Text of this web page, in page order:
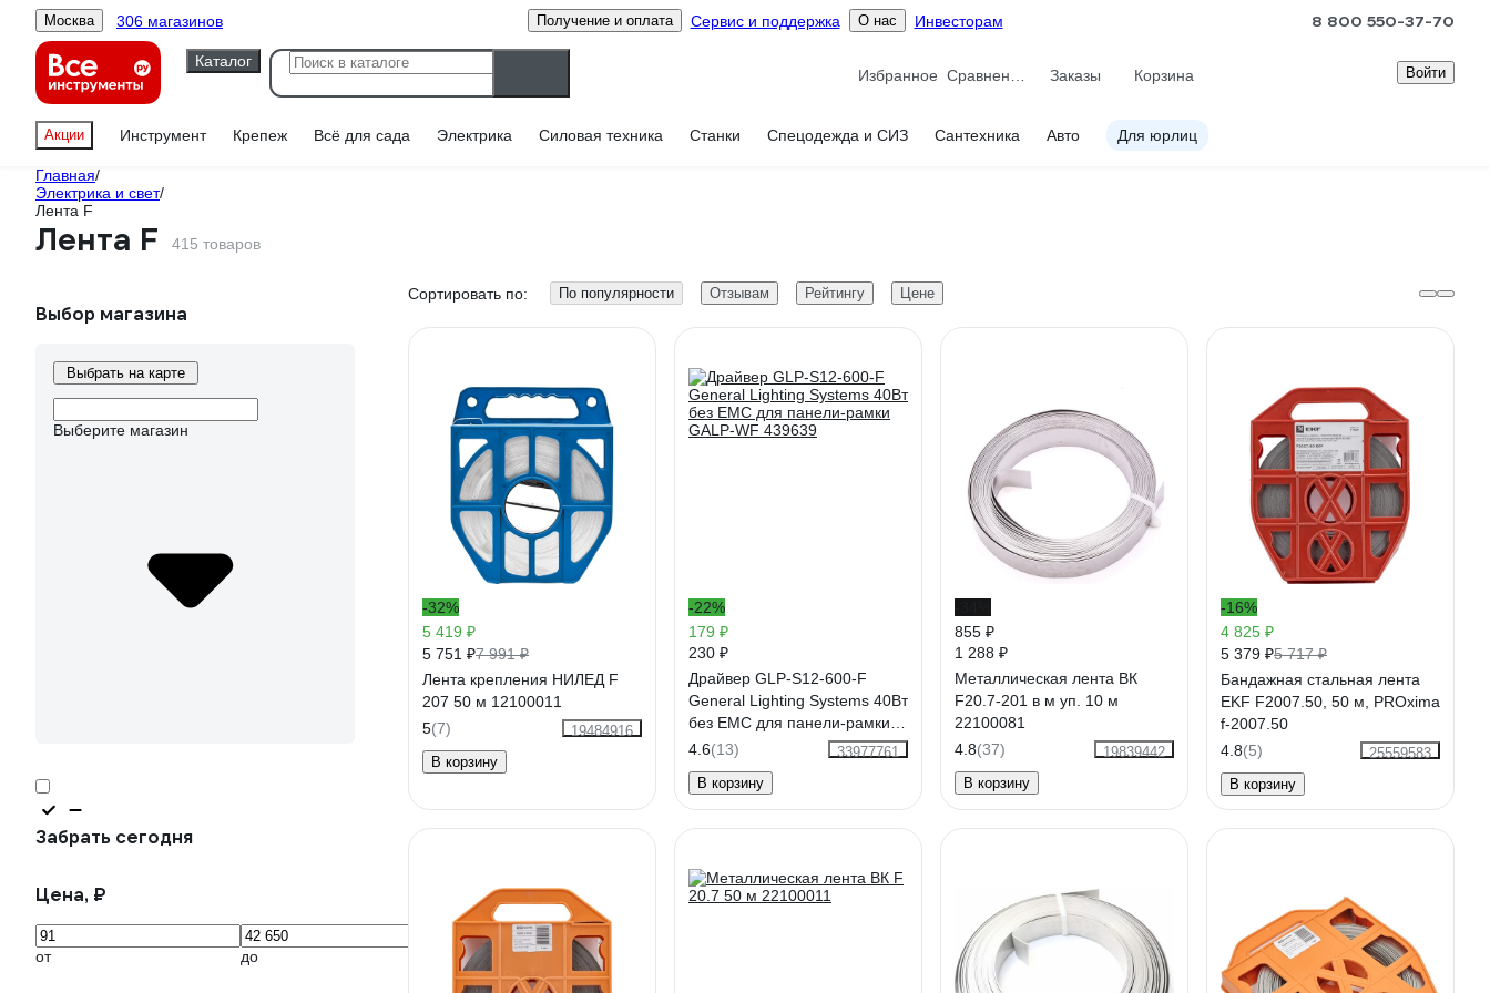
Москва 306 магазинов Получение и оплата Сервис и поддержка О нас Инвесторам 8 800 550-37-70
Каталог
Избранное
Заказы Корзина Войти
Акции Инструмент Крепеж Всё для сада Электрика Силовая техника Станки Спецодежда и СИЗ Сантехника Авто Для юрлиц
Главная/
Электрика и свет/
Лента F
Лента F 415 товаров
Выбор магазина
Выбрать на карте
Выберите магазин
Забрать сегодня
Цена, ₽
от до
Сортировать по: По популярности Отзывам Рейтингу Цене
-32%
5 419 ₽
5 751 ₽7 991 ₽
Лента крепления НИЛЕД F
207 50 м 12100011
5(7)
19484916
В корзину
-22%
179 ₽
230 ₽
Драйвер GLP-S12-600-F
General Lighting Systems 40Вт
без EMC для панели-рамки
GALP-WF 439639
4.6(13)
33977761
В корзину
855 ₽
1 288 ₽
Металлическая лента ВК
F20.7-201 в м уп. 10 м
22100081
4.8(37)
19839442
В корзину
-16%
4 825 ₽
5 379 ₽5 717 ₽
Бандажная стальная лента
EKF F2007.50, 50 м, PROxima
f-2007.50
4.8(5)
25559583
В корзину